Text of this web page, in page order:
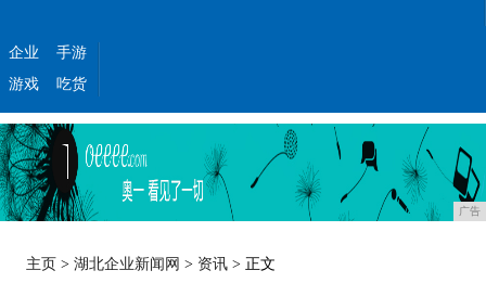
企业
手游
游戏
吃货
广告
主页 >湖北企业新闻网 > 资讯 > 正文